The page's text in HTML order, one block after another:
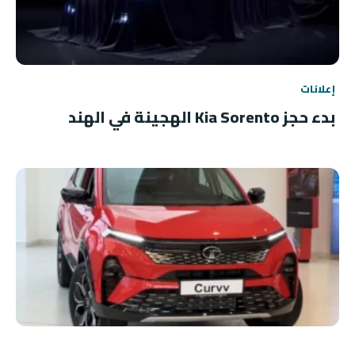
إعلانات
بدء حجز Kia Sorento الهجينة في الهند